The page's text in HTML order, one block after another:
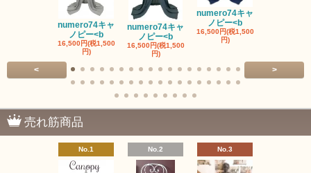
numero74キャ
ノピー<b
16,500円(税1,500
円)
numero74キャ
ノピー<b
16,500円(税1,500
円)
numero74キャ
ノピー<b
16,500円(税1,500
円)
< >
売れ筋商品
No.1 No.2 No.3